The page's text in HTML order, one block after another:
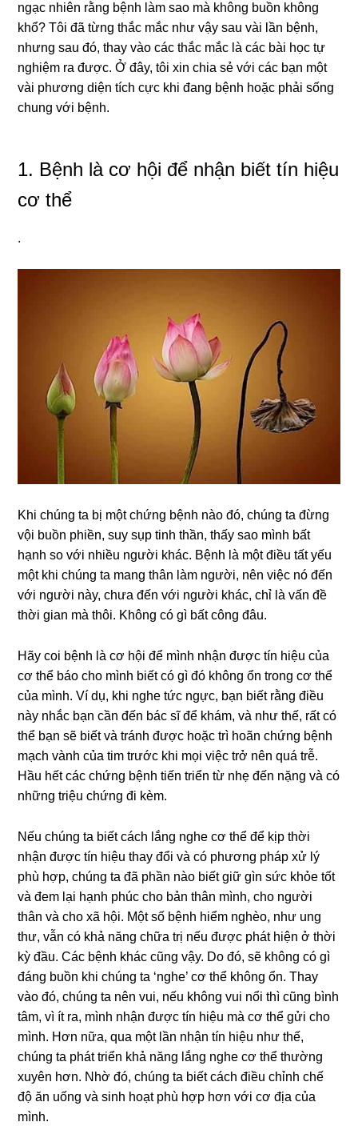
ngạc nhiên rằng bệnh làm sao mà không buồn không
khổ? Tôi đã từng thắc mắc như vậy sau vài lần bệnh,
nhưng sau đó, thay vào các thắc mắc là các bài học tự
nghiệm ra được. Ở đây, tôi xin chia sẻ với các bạn một
vài phương diện tích cực khi đang bệnh hoặc phải sống
chung với bệnh.
1. Bệnh là cơ hội để nhận biết tín hiệu
cơ thể
.
Khi chúng ta bị một chứng bệnh nào đó, chúng ta đừng
vội buồn phiền, suy sụp tinh thần, thấy sao mình bất
hạnh so với nhiều người khác. Bệnh là một điều tất yếu
một khi chúng ta mang thân làm người, nên việc nó đến
với người này, chưa đến với người khác, chỉ là vấn đề
thời gian mà thôi. Không có gì bất công đâu.
Hãy coi bệnh là cơ hội để mình nhận được tín hiệu của
cơ thể báo cho mình biết có gì đó không ổn trong cơ thể
của mình. Ví dụ, khi nghe tức ngực, bạn biết rằng điều
này nhắc bạn cần đến bác sĩ để khám, và như thế, rất có
thể bạn sẽ biết và tránh được hoặc trì hoãn chứng bệnh
mạch vành của tim trước khi mọi việc trở nên quá trễ.
Hầu hết các chứng bệnh tiến triển từ nhẹ đến nặng và có
những triệu chứng đi kèm.
Nếu chúng ta biết cách lắng nghe cơ thể để kịp thời
nhận được tín hiệu thay đổi và có phương pháp xử lý
phù hợp, chúng ta đã phần nào biết giữ gìn sức khỏe tốt
và đem lại hạnh phúc cho bản thân mình, cho người
thân và cho xã hội. Một số bệnh hiểm nghèo, như ung
thư, vẫn có khả năng chữa trị nếu được phát hiện ở thời
kỳ đầu. Các bệnh khác cũng vậy. Do đó, sẽ không có gì
đáng buồn khi chúng ta ‘nghe’ cơ thể không ổn. Thay
vào đó, chúng ta nên vui, nếu không vui nổi thì cũng bình
tâm, vì ít ra, mình nhận được tín hiệu mà cơ thể gửi cho
mình. Hơn nữa, qua một lần nhận tín hiệu như thế,
chúng ta phát triển khả năng lắng nghe cơ thể thường
xuyên hơn. Nhờ đó, chúng ta biết cách điều chỉnh chế
độ ăn uống và sinh hoạt phù hợp hơn với cơ địa của
mình.